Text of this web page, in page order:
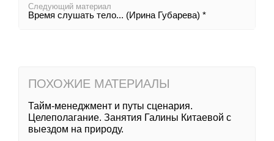
Следующий материал
Время слушать тело... (Ирина Губарева) *
ПОХОЖИЕ МАТЕРИАЛЫ
Тайм-менеджмент и путы сценария.
Целеполагание. Занятия Галины Китаевой с
выездом на природу.